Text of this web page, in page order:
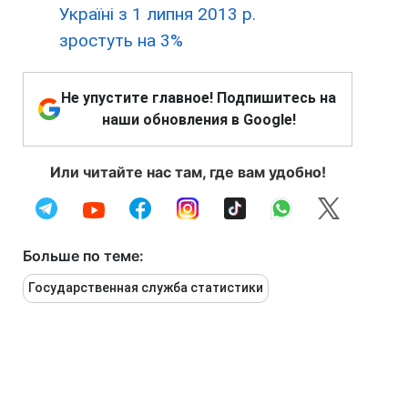
Україні з 1 липня 2013 р.
зростуть на 3%
Не упустите главное! Подпишитесь на
наши обновления в Google!
Или читайте нас там, где вам удобно!
Больше по теме:
Государственная служба статистики